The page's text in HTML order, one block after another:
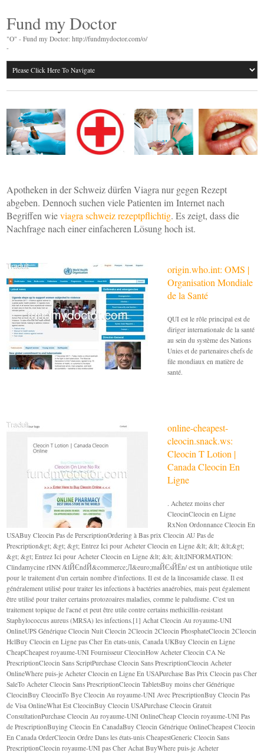
Fund my Doctor
"O" - Fund my Doctor: http://fundmydoctor.com/o/
-
Apotheken in der Schweiz dürfen Viagra nur gegen Rezept
abgeben. Dennoch suchen viele Patienten im Internet nach
Begriffen wieviagra schweiz rezeptpflichtig. Es zeigt, dass die
Nachfrage nach einer einfacheren Lösung hoch ist.
origin.who.int: OMS |
Organisation Mondiale
de la Santé
QUI est le rôle principal est de
diriger internationale de la santé
au sein du système des Nations
Unies et de partenaires chefs de
file mondiaux en matière de
santé.
online-cheapest-
cleocin.snack.ws:
Cleocin T Lotion |
Canada Cleocin En
Ligne
. Achetez moins cher
CleocinCleocin en Ligne
RxNon Ordonnance Cleocin En
USABuy Cleocin Pas de PerscriptionOrdering à Bas prix Cleocin AU Pas de
Prescription&gt; &gt; &gt; Entrez Ici pour Acheter Cleocin en Ligne &lt; &lt; &lt;&gt;
&gt; &gt; Entrez Ici pour Acheter Cleocin en Ligne &lt; &lt; &lt;INFORMATION:
Clindamycine rINN /klЙЄndЙ&commerce;Л&euro;maЙЄsЙЁn/ est un antibiotique utile
pour le traitement d'un certain nombre d'infections. Il est de la lincosamide classe. Il est
généralement utilisé pour traiter les infections à bactéries anaérobies, mais peut également
être utilisé pour traiter certains protozoaires maladies, comme le paludisme. C'est un
traitement topique de l'acné et peut être utile contre certains methicillin-resistant
Staphylococcus aureus (MRSA) les infections.[1] Achat Cleocin Au royaume-UNI
OnlineUPS Générique Cleocin Nuit Cleocin 2Cleocin 2Cleocin PhosphateCleocin 2Cleocin
HclBuy Cleocin en Ligne pas Cher En etats-unis, Canada UKBuy Cleocin en Ligne
CheapCheapest royaume-UNI Fournisseur CleocinHow Acheter Cleocin CA Ne
PrescriptionCleocin Sans ScriptPurchase Cleocin Sans PrescriptionCleocin Acheter
OnlineWhere puis-je Acheter Cleocin en Ligne En USAPurchase Bas Prix Cleocin pas Cher
SaleTo Acheter Cleocin Sans PrescriptionCleocin TabletsBuy moins cher Générique
CleocinBuy CleocinTo Bye Cleocin Au royaume-UNI Avec PrescriptionBuy Cleocin Pas
de Visa OnlineWhat Est CleocinBuy Cleocin USAPurchase Cleocin Gratuit
ConsultationPurchase Cleocin Au royaume-UNI OnlineCheap Cleocin royaume-UNI Pas
de PrescriptionBuying Cleocin En CanadaBuy Cleocin Générique OnlineCheapest Cleocin
En Canada OrderCleocin Ordre Dans les états-unis CheapestGeneric Cleocin Sans
PrescriptionCleocin royaume-UNI pas Cher Achat BuyWhere puis-je Acheter